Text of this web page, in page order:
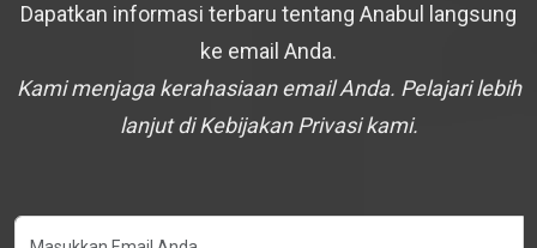
Dapatkan informasi terbaru tentang Anabul langsung
ke email Anda.
Kami menjaga kerahasiaan email Anda. Pelajari lebih
lanjut di Kebijakan Privasi kami.